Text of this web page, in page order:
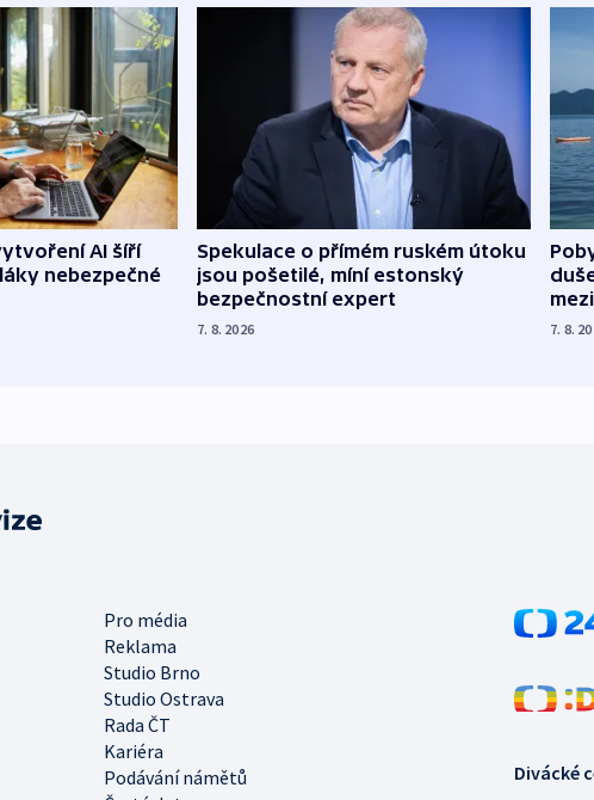
AI šíří
nebezpečné
Spekulace o přímém ruském útoku
jsou pošetilé, míní estonský
bezpečnostní expert
7. 8. 2026 7. 8.
Pro média
Reklama
Studio Brno
Studio Ostrava
Rada ČT
Kariéra
Podávání námětů
Divácké